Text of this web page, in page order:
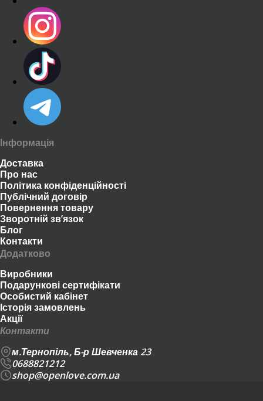
Інформація
Доставка
Про нас
Політика конфіденційності
Публічний договір
Повернення товару
Зворотній зв’язок
Блог
Контакти
Додатково
Виробники
Подарункові сертифікати
Особистий кабінет
Історія замовлень
Акції
Контакти
м.Тернопіль, Б-р Шевченка 23
0688821212
shop@openlove.com.ua